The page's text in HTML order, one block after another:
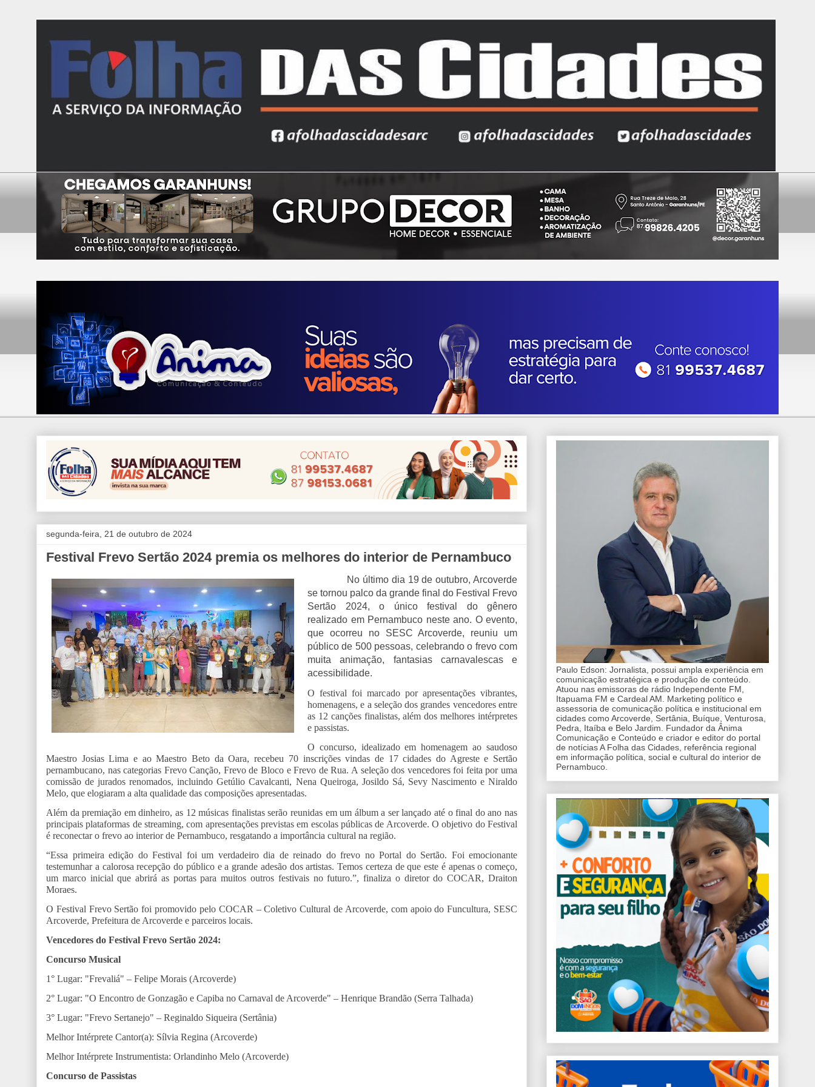
segunda-feira, 21 de outubro de 2024
Festival Frevo Sertão 2024 premia os melhores do interior de Pernambuco
No último dia 19 de outubro, Arcoverde
se tornou palco da grande final do Festival Frevo
Sertão 2024, o único festival do gênero
realizado em Pernambuco neste ano. O evento,
que ocorreu no SESC Arcoverde, reuniu um
público de 500 pessoas, celebrando o frevo com
muita animação, fantasias carnavalescas e
acessibilidade.
O festival foi marcado por apresentações vibrantes,
homenagens, e a seleção dos grandes vencedores entre
as 12 canções finalistas, além dos melhores intérpretes
e passistas.
O concurso, idealizado em homenagem ao saudoso
Maestro Josias Lima e ao Maestro Beto da Oara, recebeu 70 inscrições vindas de 17 cidades do Agreste e Sertão
pernambucano, nas categorias Frevo Canção, Frevo de Bloco e Frevo de Rua. A seleção dos vencedores foi feita por uma
comissão de jurados renomados, incluindo Getúlio Cavalcanti, Nena Queiroga, Josildo Sá, Sevy Nascimento e Niraldo
Melo, que elogiaram a alta qualidade das composições apresentadas.
Além da premiação em dinheiro, as 12 músicas finalistas serão reunidas em um álbum a ser lançado até o final do ano nas
principais plataformas de streaming, com apresentações previstas em escolas públicas de Arcoverde. O objetivo do Festival
é reconectar o frevo ao interior de Pernambuco, resgatando a importância cultural na região.
“Essa primeira edição do Festival foi um verdadeiro dia de reinado do frevo no Portal do Sertão. Foi emocionante
testemunhar a calorosa recepção do público e a grande adesão dos artistas. Temos certeza de que este é apenas o começo,
um marco inicial que abrirá as portas para muitos outros festivais no futuro.”, finaliza o diretor do COCAR, Draiton
Moraes.
O Festival Frevo Sertão foi promovido pelo COCAR – Coletivo Cultural de Arcoverde, com apoio do Funcultura, SESC
Arcoverde, Prefeitura de Arcoverde e parceiros locais.
Vencedores do Festival Frevo Sertão 2024:
Concurso Musical
1° Lugar: "Frevaliá" – Felipe Morais (Arcoverde)
2° Lugar: "O Encontro de Gonzagão e Capiba no Carnaval de Arcoverde" – Henrique Brandão (Serra Talhada)
3° Lugar: "Frevo Sertanejo" – Reginaldo Siqueira (Sertânia)
Melhor Intérprete Cantor(a): Sílvia Regina (Arcoverde)
Melhor Intérprete Instrumentista: Orlandinho Melo (Arcoverde)
Concurso de Passistas
Paulo Edson: Jornalista, possui ampla experiência em
comunicação estratégica e produção de conteúdo.
Atuou nas emissoras de rádio Independente FM,
Itapuama FM e Cardeal AM. Marketing político e
assessoria de comunicação política e institucional em
cidades como Arcoverde, Sertânia, Buíque, Venturosa,
Pedra, Itaíba e Belo Jardim. Fundador da Ânima
Comunicação e Conteúdo e criador e editor do portal
de notícias A Folha das Cidades, referência regional
em informação política, social e cultural do interior de
Pernambuco.